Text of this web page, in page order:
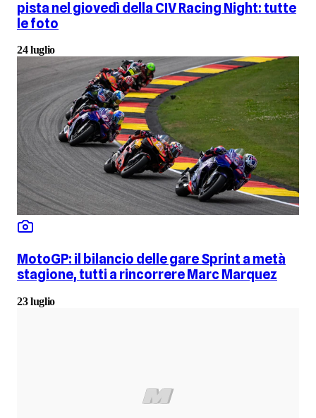
pista nel giovedì della CIV Racing Night: tutte
le foto
24 luglio
MotoGP: il bilancio delle gare Sprint a metà
stagione, tutti a rincorrere Marc Marquez
23 luglio